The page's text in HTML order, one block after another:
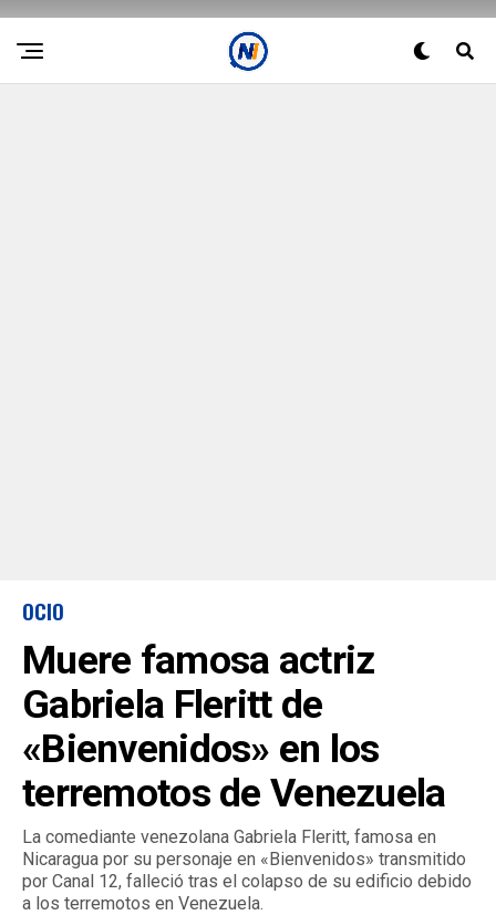
OCIO
Muere famosa actriz
Gabriela Fleritt de
«Bienvenidos» en los
terremotos de Venezuela
La comediante venezolana Gabriela Fleritt, famosa en
Nicaragua por su personaje en «Bienvenidos» transmitido
por Canal 12, falleció tras el colapso de su edificio debido
a los terremotos en Venezuela.